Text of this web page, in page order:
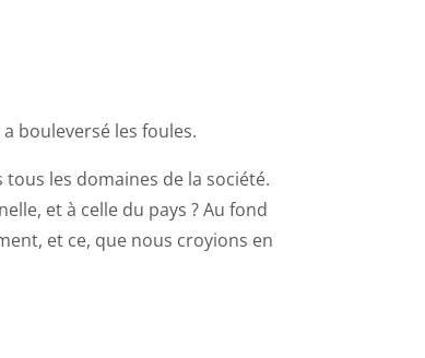
bouleversé les foules.
les domaines de la société.
et à celle du pays ? Au fond
et ce, que nous croyions en